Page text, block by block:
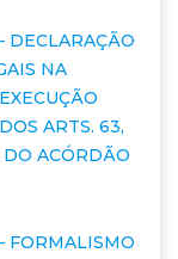
NA
ARTS. 63,
DO ACÓRDÃO